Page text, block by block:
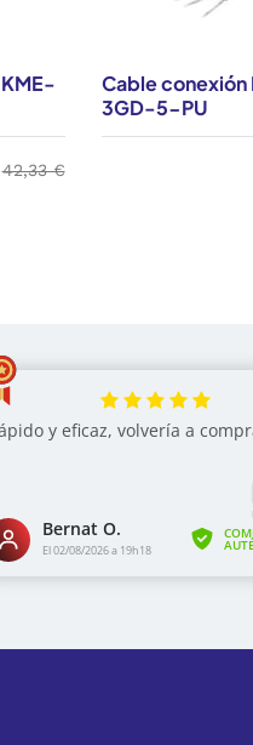
Precio base
42,33 €
Cable
3GD-5-PU